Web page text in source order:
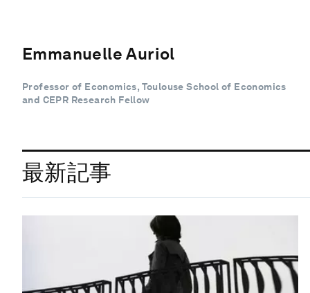
Emmanuelle Auriol
Professor of Economics, Toulouse School of Economics
and CEPR Research Fellow
最新記事